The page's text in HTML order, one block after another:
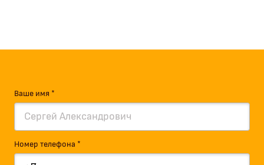
Ваше имя *
Номер телефона *